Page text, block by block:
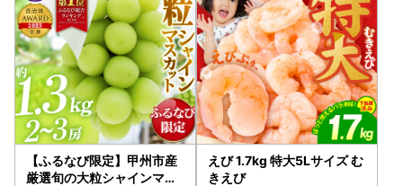
【ふるなび限定】甲州市産
厳選旬の大粒シャインマス
えび 1.7kg 特大5Lサイズ む
きえび